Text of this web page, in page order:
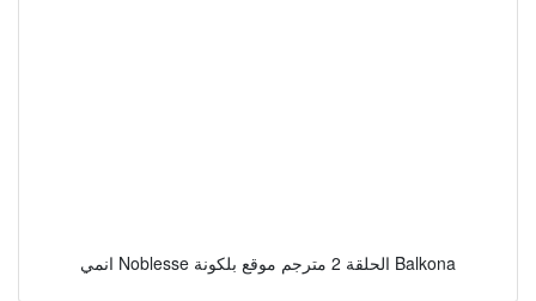
انمي Noblesse الحلقة 2 مترجم موقع بلكونة Balkona